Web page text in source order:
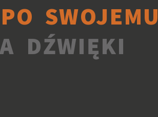
SWOJEMU
DŹWIĘKI